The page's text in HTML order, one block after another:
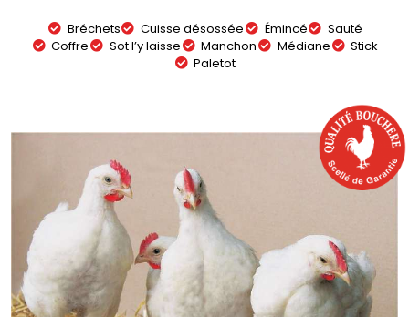
Bréchets Cuisse désossée Émincé
Sauté
Coffre
Sot l’y laisse Manchon Médiane
Stick
Paletot